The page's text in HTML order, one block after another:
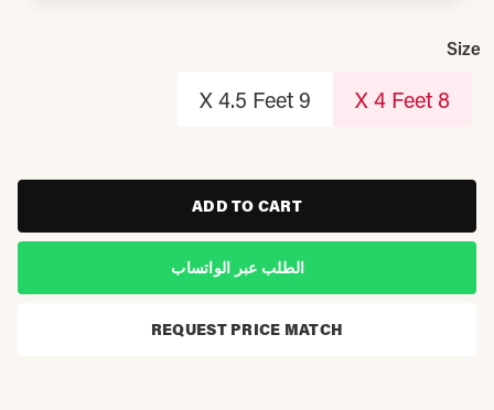
Size
8 X 4 Feet
9 X 4.5 Feet
ADD TO CART
الطلب عبر الواتساب
REQUEST PRICE MATCH